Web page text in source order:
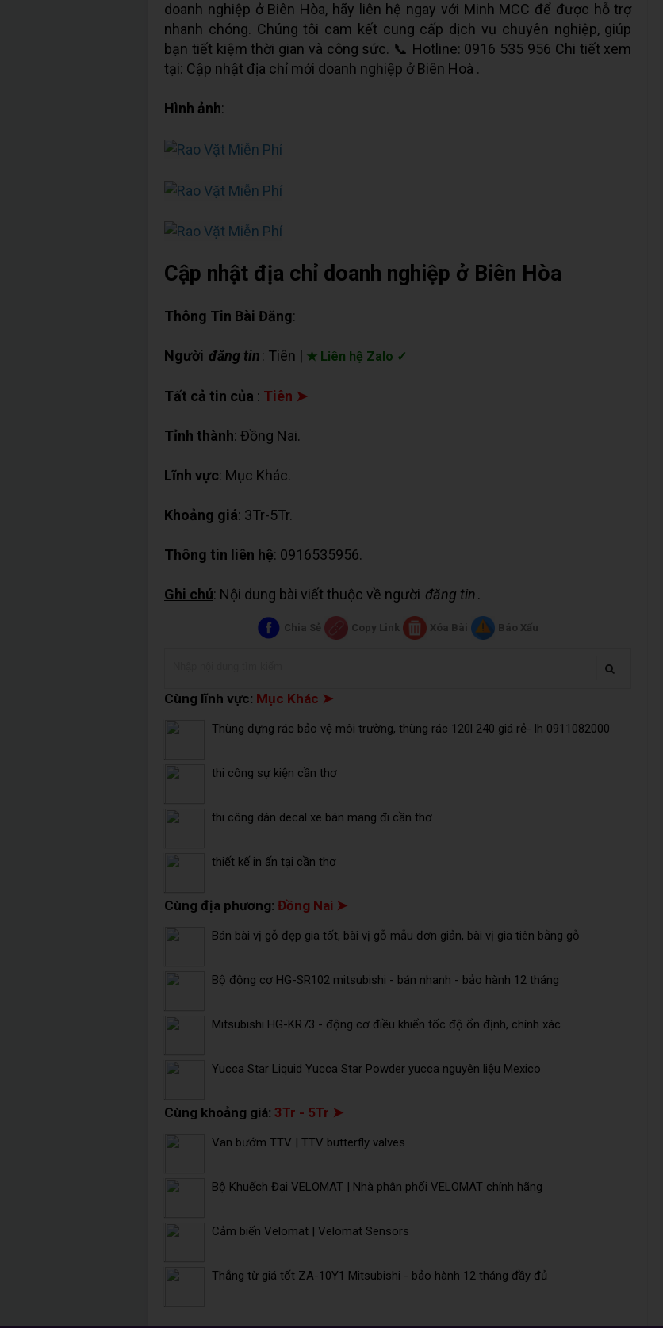
doanh nghiệp ở Biên Hòa, hãy liên hệ ngay với Minh MCC để được hỗ trợ
nhanh chóng. Chúng tôi cam kết cung cấp dịch vụ chuyên nghiệp, giúp
bạn tiết kiệm thời gian và công sức. 📞 Hotline: 0916 535 956 Chi tiết xem
tại: Cập nhật địa chỉ mới doanh nghiệp ở Biên Hoà .
Hình ảnh:
Cập nhật địa chỉ doanh nghiệp ở Biên Hòa
Thông Tin Bài Đăng:
Người đăng tin: Tiên | ★ Liên hệ Zalo ✓
Tất cả tin của : Tiên ➤
Tỉnh thành: Đồng Nai.
Lĩnh vực: Mục Khác.
Khoảng giá: 3Tr-5Tr.
Thông tin liên hệ: 0916535956.
Ghi chú: Nội dung bài viết thuộc về người đăng tin.
Chia Sẻ Copy Link Xóa Bài Báo Xấu
Cùng lĩnh vực: Mục Khác ➤
Thùng đựng rác bảo vệ môi trường, thùng rác 120l 240 giá rẻ- lh 0911082000
thi công sự kiện cần thơ
thi công dán decal xe bán mang đi cần thơ
thiết kế in ấn tại cần thơ
Cùng địa phương: Đồng Nai ➤
Bán bài vị gỗ đẹp gia tốt, bài vị gỗ mẫu đơn giản, bài vị gia tiên bằng gỗ
Bộ động cơ HG-SR102 mitsubishi - bán nhanh - bảo hành 12 tháng
Mitsubishi HG-KR73 - động cơ điều khiển tốc độ ổn định, chính xác
Yucca Star Liquid Yucca Star Powder yucca nguyên liệu Mexico
Cùng khoảng giá: 3Tr - 5Tr ➤
Van bướm TTV | TTV butterfly valves
Bộ Khuếch Đại VELOMAT | Nhà phân phối VELOMAT chính hãng
Cảm biến Velomat | Velomat Sensors
Thắng từ giá tốt ZA-10Y1 Mitsubishi - bảo hành 12 tháng đầy đủ